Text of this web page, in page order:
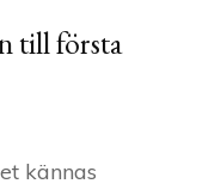
till första
kännas